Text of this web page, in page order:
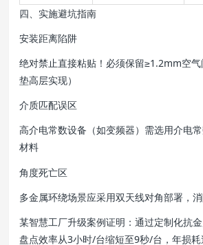
四、实施避坑指南
安装距离陷阱
绝对禁止直接粘贴！必须保留≥1.2mm空气
垫高层实现）
介质匹配误区
高介电常数设备（如变频器）需选用介电
材料
角度死亡区
多金属环绕场景应采用双天线对角部署，
某智慧工厂升级案例证明：通过定制化抗
盘点效率从3小时/台缩短至9秒/台，年损